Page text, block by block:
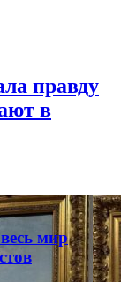
правду
в
мир